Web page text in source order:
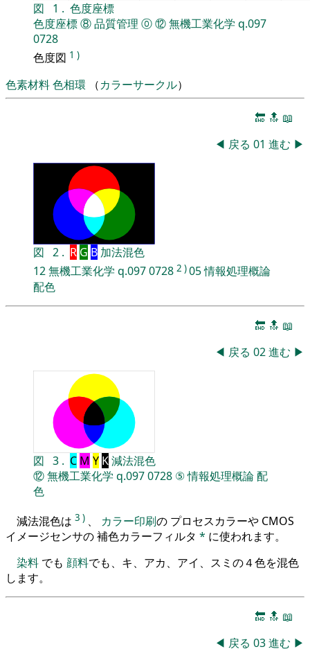
図 1 . 色度座標
色度座標⑧品質管理 ⓪⑫無機工業化学 q.097
0728
色度図 1 )
色素材料色相環 （カラーサークル）
🔚 🔝 📖
◀ 戻る 01 進む ▶
図 2 . R G B加法混色
12無機工業化学 q.0970728 2 )05情報処理概論
配色
🔚 🔝 📖
◀ 戻る 02進む ▶
図 3 . C M Y K減法混色
⑫無機工業化学 q.0970728 ⑤情報処理概論配
色
減法混色は 3 ) 、 カラー印刷の プロセスカラーや CMOS
イメージセンサの 補色カラーフィルタ * に使われます。
染料 でも 顔料でも、キ、アカ、アイ、スミの４色を混色
します。
🔚 🔝 📖
◀ 戻る 03進む ▶